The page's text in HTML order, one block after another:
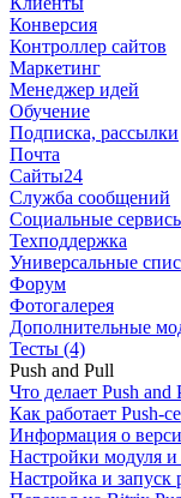
Конверсия
Контроллер сайтов
Маркетинг
Менеджер идей
Обучение
Подписка, рассылки
Почта
Сайты24
Служба сообщений
Социальные
Техподдержка
Универсальные
Форум
Фотогалерея
Дополнительные
Тесты (4)
Push and Pull
Что делает Push and
Как работает Push-
Информация о
Настройки модуля и
Настройка и запуск